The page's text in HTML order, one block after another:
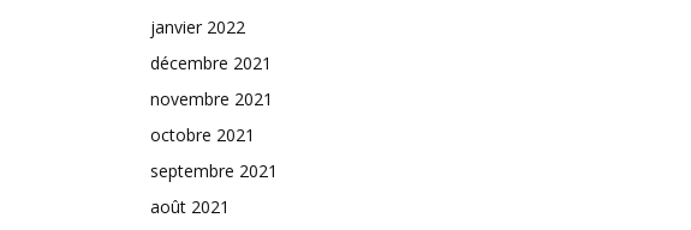
janvier 2022
décembre 2021
novembre 2021
octobre 2021
septembre 2021
août 2021